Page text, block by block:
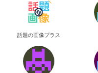
話題の画像プラス